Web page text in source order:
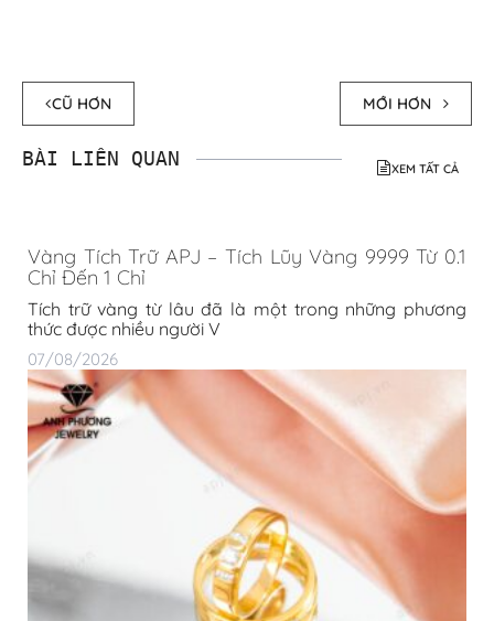
CŨ HƠN MỚI HƠN
XEM TẤT CẢ
BÀI LIÊN QUAN
Vàng Tích Trữ APJ – Tích Lũy Vàng 9999 Từ 0.1
Chỉ Đến 1 Chỉ
Tích trữ vàng từ lâu đã là một trong những phương
thức được nhiều người V
07/08/2026